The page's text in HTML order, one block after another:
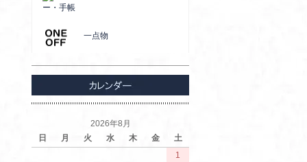
ー・手帳
一点物
2026年8月
日
月 火 水 木 金
土
1